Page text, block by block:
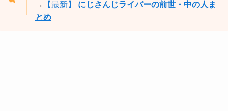
→
【最新】 にじさんじライバーの前世・中の人ま
とめ